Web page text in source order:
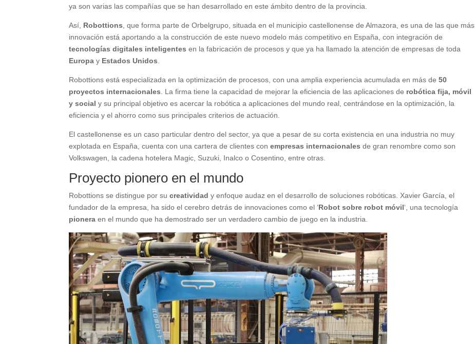
ya son varias las compañías que se han desarrollado en este ámbito dentro de la provincia.
Así, Robottions , que forma parte de Orbelgrupo, situada en el municipio castellonense de Almazora, es una de las que más
innovación está aportando a la construcción de este nuevo modelo más competitivo en España, con integración de
tecnologías digitales inteligentesen la fabricación de procesos y que ya ha llamado la atención de empresas de toda
Europay Estados Unidos
Robottions está especializada en la optimización de procesos, con una amplia experiencia acumulada en más de50
proyectos internacionales . La firma tiene la capacidad de mejorar la eficiencia de las aplicaciones de robótica fija, móvil
y social y su principal objetivo es acercar la robótica a aplicaciones del mundo real, centrándose en la optimización, la
eficiencia y el ahorro como sus principales criterios de actuación.
El castellonense es un caso particular dentro del sector, ya que a pesar de su corta existencia en una industria no muy
explotada en España, cuenta con una cartera de clientes conempresas internacionales de gran renombre como son
Volkswagen, la cadena hotelera Magic, Suzuki, Inalco o Cosentino, entre otras.
Proyecto pionero en el mundo
Robottions se distingue por sucreatividady enfoque audaz en el desarrollo de soluciones robóticas. Xavier García, el
fundador de la empresa, ha sido el cerebro detrás de innovaciones como el ‘Robot sobre robot móvil‘, una tecnología
pioneraen el mundo que ha demostrado ser un verdadero cambio de juego en la industria.